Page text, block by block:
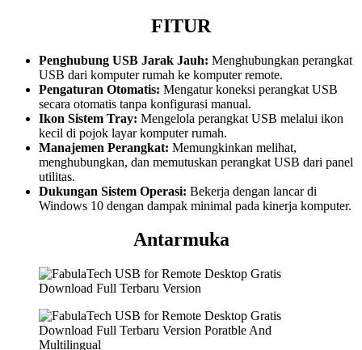
FITUR
Penghubung USB Jarak Jauh: Menghubungkan perangkat
USB dari komputer rumah ke komputer remote.
Pengaturan Otomatis: Mengatur koneksi perangkat USB
secara otomatis tanpa konfigurasi manual.
Ikon Sistem Tray: Mengelola perangkat USB melalui ikon
kecil di pojok layar komputer rumah.
Manajemen Perangkat: Memungkinkan melihat,
menghubungkan, dan memutuskan perangkat USB dari panel
utilitas.
Dukungan Sistem Operasi: Bekerja dengan lancar di
Windows 10 dengan dampak minimal pada kinerja komputer.
Antarmuka